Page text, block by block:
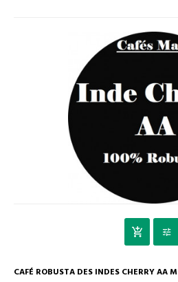
CAFÉ ROBUSTA DES INDES CHERRY AA